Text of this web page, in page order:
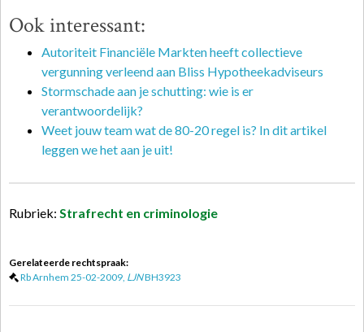
Ook interessant:
Autoriteit Financiële Markten heeft collectieve
vergunning verleend aan Bliss Hypotheekadviseurs
Stormschade aan je schutting: wie is er
verantwoordelijk?
Weet jouw team wat de 80-20 regel is? In dit artikel
leggen we het aan je uit!
Rubriek: Strafrecht en criminologie
Gerelateerde rechtspraak:
Rb Arnhem 25-02-2009, LJNBH3923